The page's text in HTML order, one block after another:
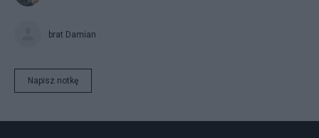
brat Damian
Napisz notkę